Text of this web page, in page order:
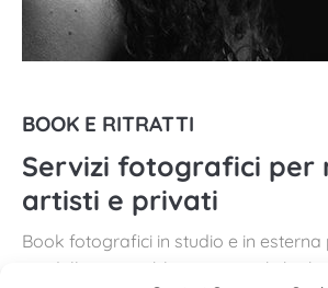
BOOK E RITRATTI
Servizi fotografici per
artisti e privati
Book fotografici in studio e in
modelli, artisti e blogger, per chi ha